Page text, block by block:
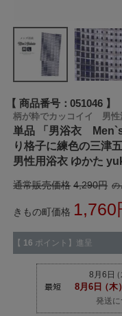
商品番号 051046
柄が粋でカッコイイ 男性
単品 「男浴衣
り格子に練色の三津
男性用浴衣 ゆかた
通常販売価格 4,290 の
きもの町価格 1,760
【 16 ポイント】進呈
発送